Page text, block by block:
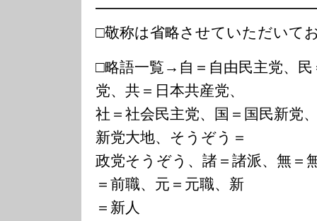
□敬称は省略させていただいて
□略語一覧→自＝自由民主党、民
党、共＝日本共産党、
社＝社会民主党、国＝国民新党
新党大地、そうぞう＝
政党そうぞう、諸＝諸派、無＝
＝前職、元＝元職、新
＝新人